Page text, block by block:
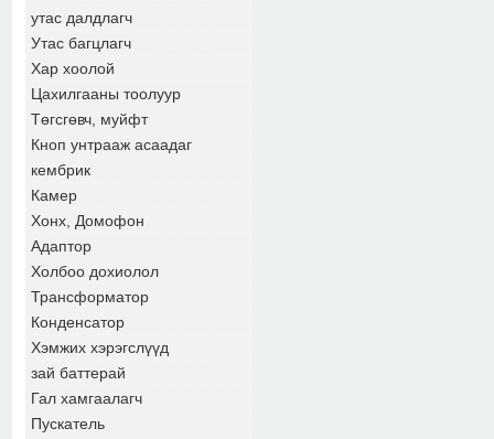
утас далдлагч
Утас багцлагч
Хар хоолой
Цахилгааны тоолуур
Төгсгөвч, муйфт
Кноп унтрааж асаадаг
кембрик
Камер
Хонх, Домофон
Адаптор
Холбоо дохиолол
Трансформатор
Конденсатор
Хэмжих хэрэгслүүд
зай баттерай
Гал хамгаалагч
Пускатель